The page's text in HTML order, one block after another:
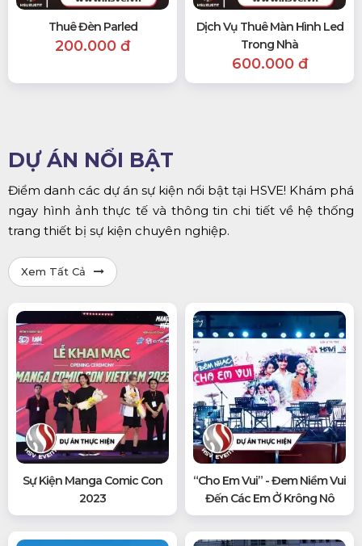
Thuê Đèn Parled
200.000 đ
Dịch Vụ Thuê Màn Hình Led
Trong Nhà
600.000 đ
DỰ ÁN NỔI BẬT
Điểm danh các dự án sự kiện nổi bật tại HSVE! Khám phá
ngay hình ảnh thực tế và thông tin chi tiết về hệ thống
trang thiết bị sự kiện chuyên nghiệp.
Xem Tất Cả
Sự Kiện Manga Comic Con
2023
“Cho Em Vui” - Đem Niềm Vui
Đến Các Em Ở Krông Nô